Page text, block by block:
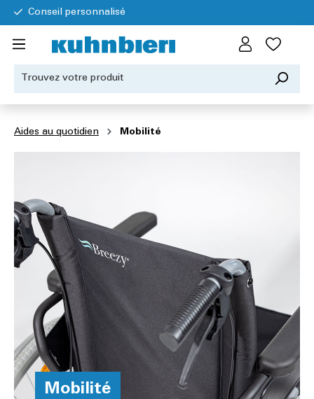
Conseil personnalisé
Aides au quotidien Mobilité
Mobilité